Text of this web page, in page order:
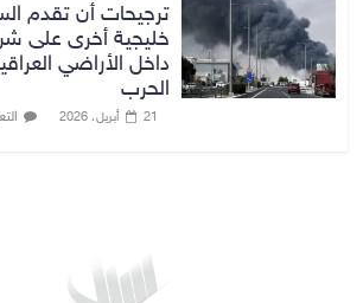
ترجيحات أن تقدم
خليجية أخرى على
داخل الأراضي
الحرب
21 أبريل، 2026